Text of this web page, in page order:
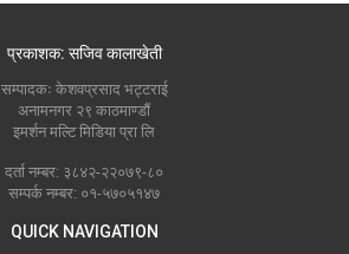
प्रकाशक: सजिव कालाखेती
सम्पादकः केशवप्रसाद भट्टराई
अनामनगर २९ काठमाण्डौं
इमर्शन मल्टि मिडिया प्रा लि
दर्ता नम्बर: ३८४२-२२०७९-८०
सम्पर्क नम्बर: ०१-५७०५१४७
QUICK NAVIGATION